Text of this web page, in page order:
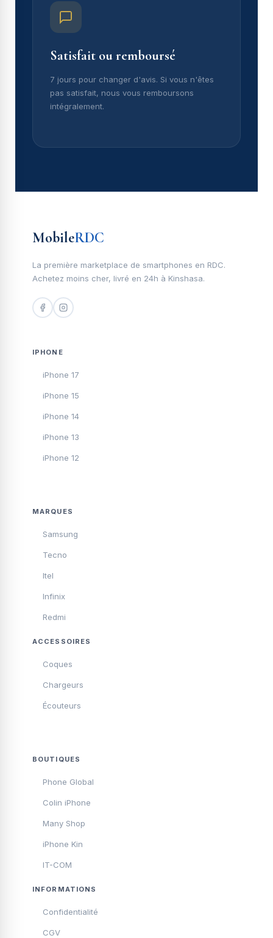
Satisfait ou remboursé
7 jours pour changer d'avis. Si vous n'êtes
pas satisfait, nous vous remboursons
intégralement.
MobileRDC
La première marketplace de smartphones en RDC.
Achetez moins cher, livré en 24h à Kinshasa.
IPHONE
iPhone 17
iPhone 15
iPhone 14
iPhone 13
iPhone 12
MARQUES
Samsung
Tecno
Itel
Infinix
Redmi
ACCESSOIRES
Coques
Chargeurs
Écouteurs
BOUTIQUES
Phone Global
Colin iPhone
Many Shop
iPhone Kin
IT-COM
INFORMATIONS
Confidentialité
CGV